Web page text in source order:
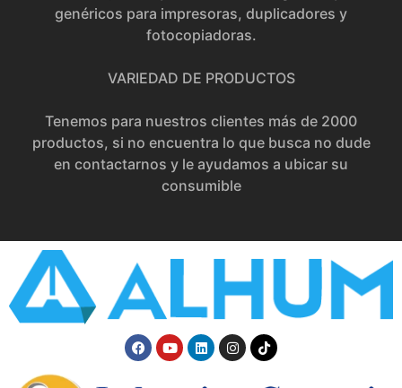
genéricos para impresoras, duplicadores y
fotocopiadoras.
VARIEDAD DE PRODUCTOS
Tenemos para nuestros clientes más de 2000
productos, si no encuentra lo que busca no dude
en contactarnos y le ayudamos a ubicar su
consumible